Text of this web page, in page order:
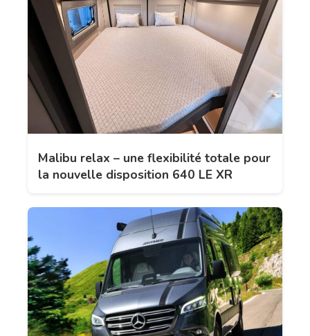
Malibu relax – une flexibilité totale pour
la nouvelle disposition 640 LE XR